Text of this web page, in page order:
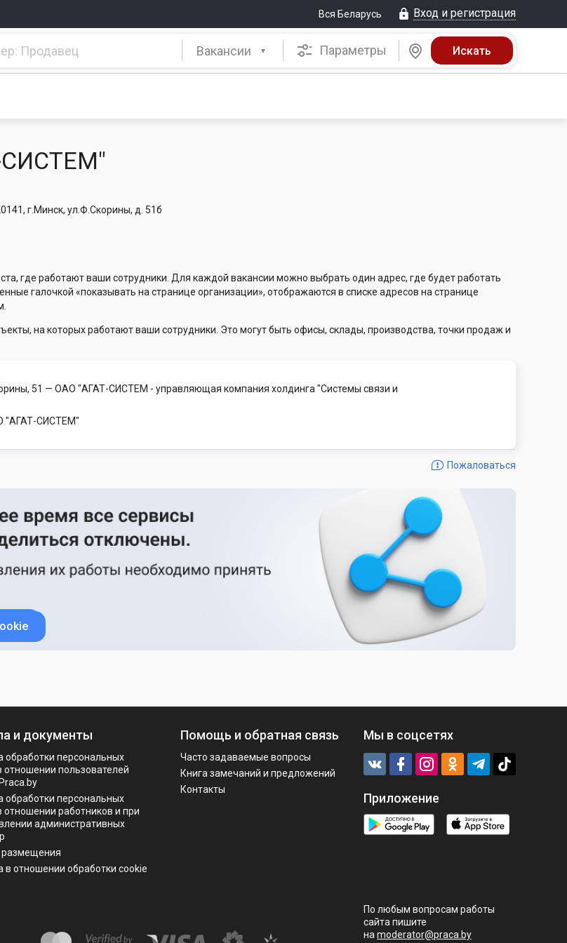
Вся Беларусь Вход и регистрация
Вакансии Параметры
СИСТЕМ"
г.Минск, ул.Ф.Скорины, д. 51б
где работают ваши сотрудники. Для каждой вакансии можно выбрать один адрес, где будет работать
галочкой «показывать на странице организации», отображаются в списке адресов на странице
на которых работают ваши сотрудники. Это могут быть офисы, склады, производства, точки продаж и
51 — ОАО "АГАТ-СИСТЕМ - управляющая компания холдинга "Системы связи и
"АГАТ-СИСТЕМ"
Пожаловаться
и документы
обработки персональных
отношении пользователей
обработки персональных
отношении работников и при
административных
размещения
в отношении обработки cookie
Помощь и обратная связь
Часто задаваемые вопросы
Книга замечаний и предложений
Контакты
Мы в соцсетях
Приложение
По любым вопросам работы
сайта пишите
на moderator@praca.by